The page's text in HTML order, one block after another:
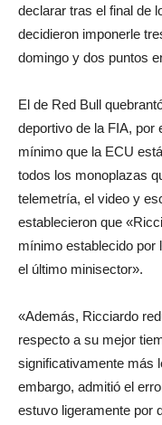
declarar tras el final de
decidieron imponerle
domingo y dos puntos
El de Red Bull
deportivo de la FIA, por
mínimo que la ECU
todos los monoplazas
telemetría, el video y
establecieron que
mínimo establecido por
el último minisector».
«Además, Ricciardo
respecto a su mejor
significativamente más
embargo, admitió el
estuvo ligeramente por